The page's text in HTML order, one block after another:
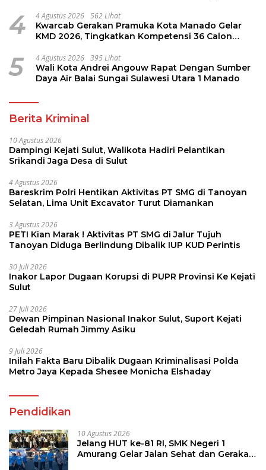
4 4 Agustus 2026 562 Lihat
Kwarcab Gerakan Pramuka Kota Manado Gelar
KMD 2026, Tingkatkan Kompetensi 36 Calon
5 4 Agustus 2026 395 Lihat
Wali Kota Andrei Angouw Rapat Dengan Sumber
Daya Air Balai Sungai Sulawesi Utara 1 Manado
Berita Kriminal
10 Agustus 2026
Dampingi Kejati Sulut, Walikota Hadiri Pelantikan
Srikandi Jaga Desa di Sulut
4 Agustus 2026
Bareskrim Polri Hentikan Aktivitas PT SMG di Tanoyan
Selatan, Lima Unit Excavator Turut Diamankan
3 Agustus 2026
PETI Kian Marak ! Aktivitas PT SMG di Jalur Tujuh
Tanoyan Diduga Berlindung Dibalik IUP KUD Perintis
30 Juli 2026
Inakor Lapor Dugaan Korupsi di PUPR Provinsi Ke Kejati
Sulut
27 Juli 2026
Dewan Pimpinan Nasional Inakor Sulut, Suport Kejati
Geledah Rumah Jimmy Asiku
9 Juli 2026
Inilah Fakta Baru Dibalik Dugaan Kriminalisasi Polda
Metro Jaya Kepada Shesee Monicha Elshaday
Pendidikan
10 Agustus 2026
Jelang HUT ke-81 RI, SMK Negeri 1
Amurang Gelar Jalan Sehat dan Gerakan